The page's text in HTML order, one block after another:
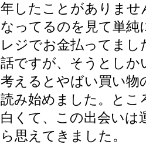
年したことがありませ
なってるのを見て単純
レジでお金払ってま
話ですが、そうとし
考えるとやばい買い物
読み始めました。とこ
白くて、この出会い
ら思えてきました。